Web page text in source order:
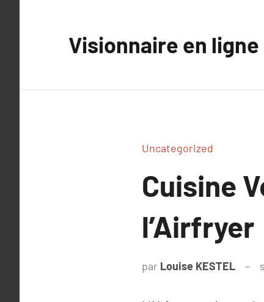
Visionnaire en ligne
Uncategorized
Cuisine
l’Airfryer
par Louise KESTEL